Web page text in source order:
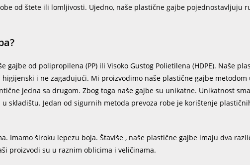
od štete ili lomljivosti. Ujedno, naše plastične gajbe pojednostavljuju
od polipropilena (PP) ili Visoko Gustog Polietilena (HDPE). Naše
i ne zagađujući. Mi proizvodimo naše plastične gajbe metodom
jedna sa drugom. Zbog toga naše gajbe su unikatne. Unikatnost
skladištu. Jedan od sigurnih metoda prevoza robe je korištenje
Imamo široku lepezu boja. Štaviše , naše plastične gajbe imaju dva
proizvodi su u raznim oblicima i veličinama.